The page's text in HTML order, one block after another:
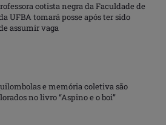
cotista negra da Faculdade de
UFBA tomará posse após ter sido
assumir vaga
e memória coletiva são
no livro “Aspino e o boi”